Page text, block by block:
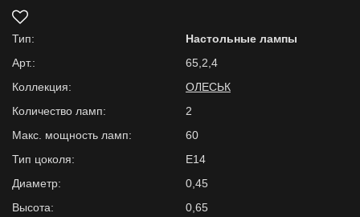
Тип:
Настольные лампы
Арт.:
65,2,4
Коллекция:
ОЛЕСЬК
Количество ламп:
2
Макс. мощность ламп:
60
Тип цоколя:
E14
Диаметр:
0,45
Высота:
0,65